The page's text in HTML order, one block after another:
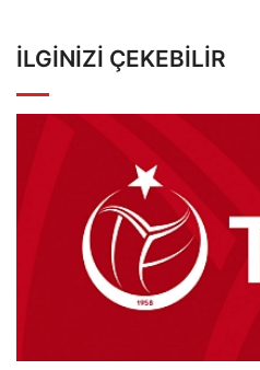
İLGINIZI ÇEKEBILIR